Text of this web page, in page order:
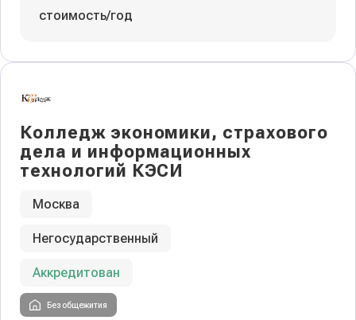
стоимость/год
Колледж экономики, страхового
дела и информационных
технологий КЭСИ
Москва
Негосударственный
Аккредитован
Без общежития